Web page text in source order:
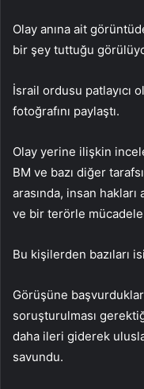
Olay anına ait
bir şey tuttuğu
İsrail ordusu patlayıcı
fotoğrafını paylaştı.
Olay yerine ilişkin
BM ve bazı diğer
arasında, insan hakları
ve bir terörle mücadele
Bu kişilerden bazıları
Görüşüne
soruşturulması
daha ileri giderek
savundu.